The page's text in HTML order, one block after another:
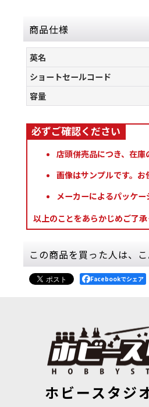
商品仕様
英名
ショートセールコード
容量
店頭併売品につき、在庫
画像はサンプルです。お
メーカーによるパッケー
以上のことをあらかじめご了承
この商品を買った人は、
77130]
(税込)
Facebookでシェア
ホビースタジ